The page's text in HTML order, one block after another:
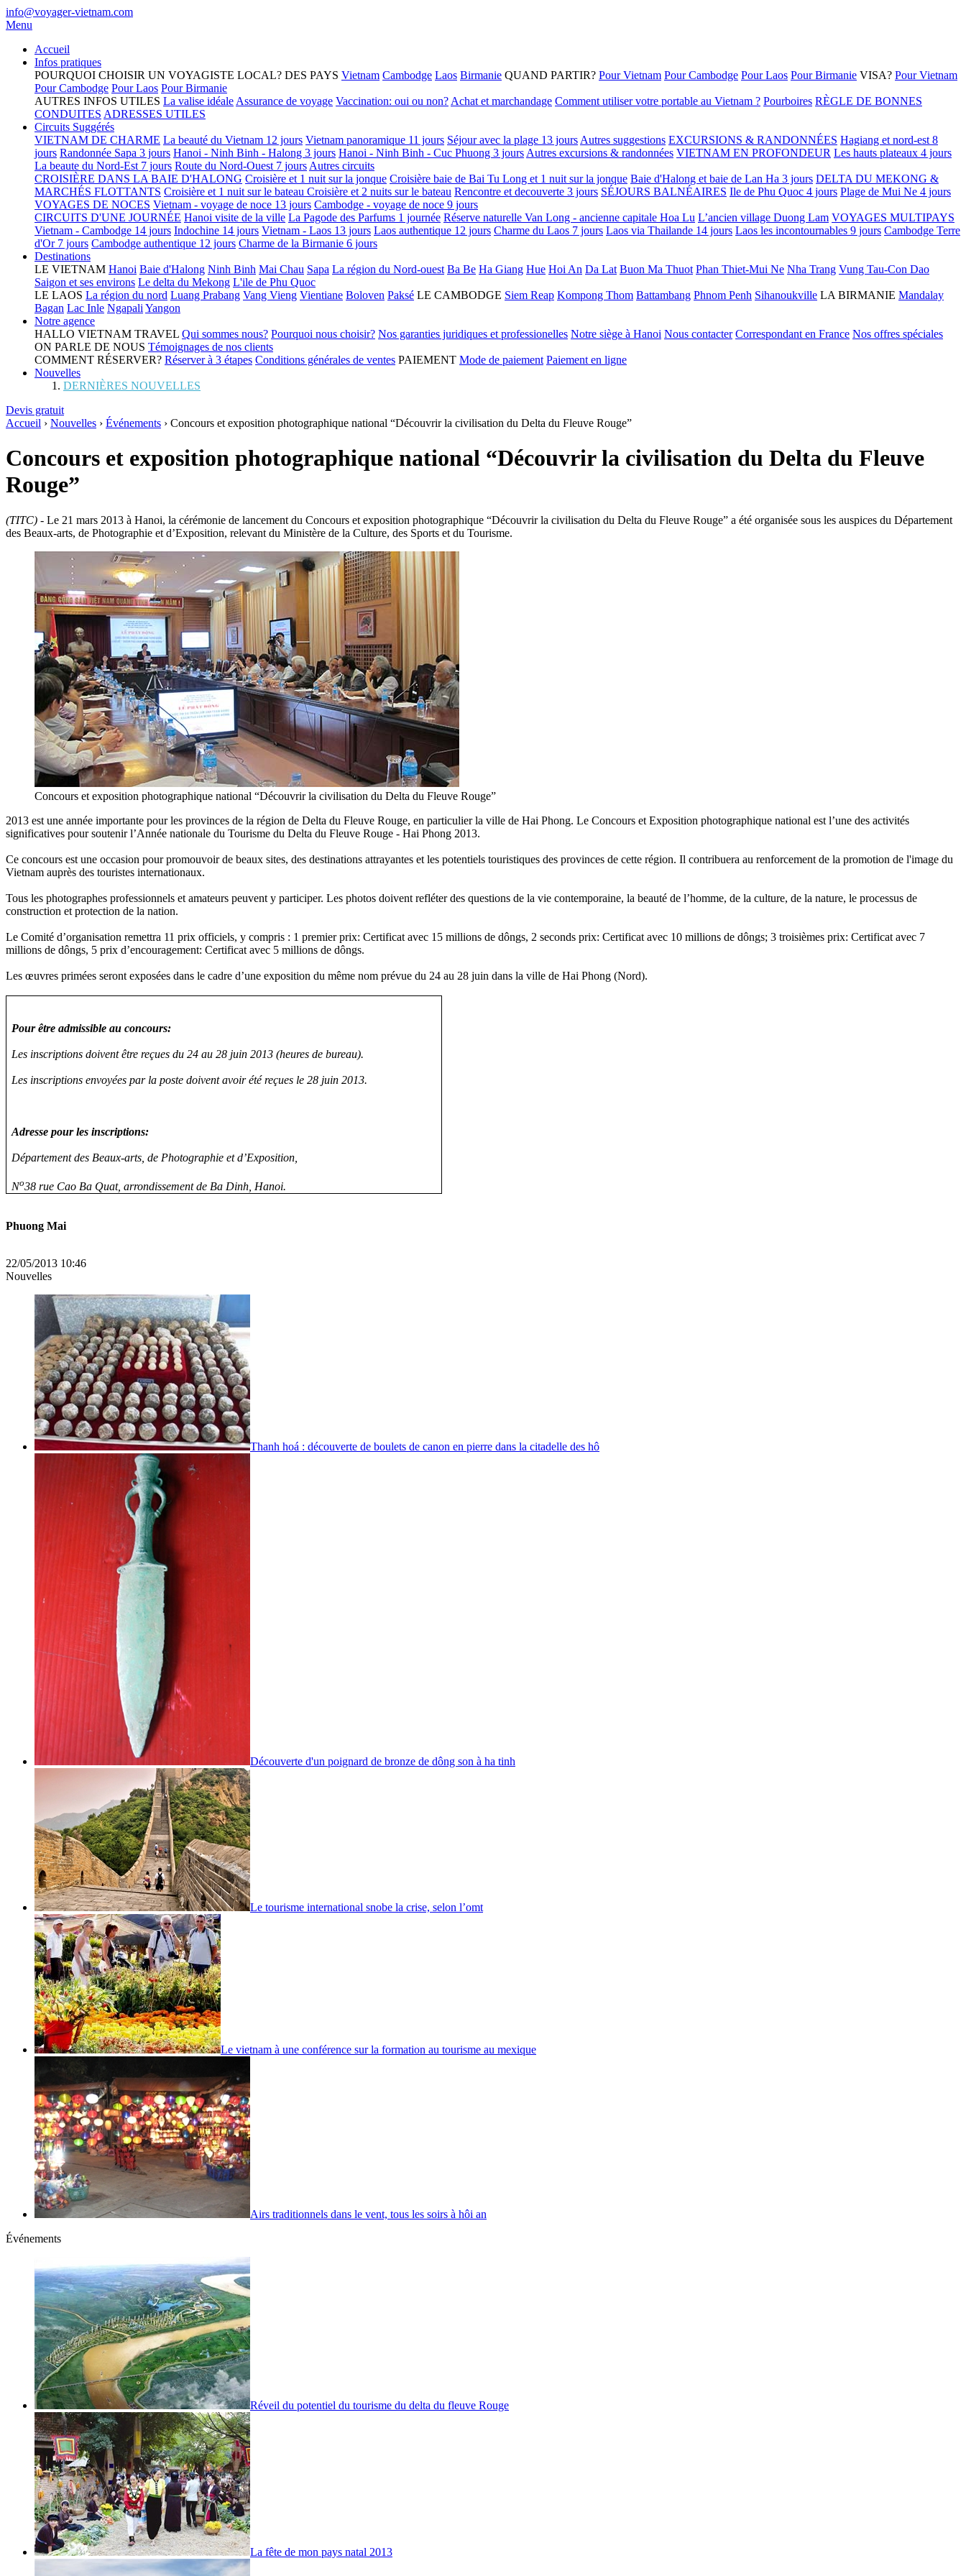
info@voyager-vietnam.com
Menu
Accueil
Infos pratiques
POURQUOI CHOISIR UN VOYAGISTE LOCAL? DES PAYS Vietnam Cambodge Laos Birmanie QUAND PARTIR? Pour Vietnam Pour Cambodge Pour Laos Pour Birmanie VISA? Pour Vietnam
Pour Cambodge Pour Laos Pour Birmanie
AUTRES INFOS UTILES La valise idéale Assurance de voyage Vaccination: oui ou non? Achat et marchandage Comment utiliser votre portable au Vietnam ? Pourboires RÈGLE DE BONNES
CONDUITES ADRESSES UTILES
Circuits Suggérés
VIETNAM DE CHARME La beauté du Vietnam 12 jours Vietnam panoramique 11 jours Séjour avec la plage 13 jours Autres suggestions EXCURSIONS & RANDONNÉES Hagiang et nord-est 8
jours Randonnée Sapa 3 jours Hanoi - Ninh Binh - Halong 3 jours Hanoi - Ninh Binh - Cuc Phuong 3 jours Autres excursions & randonnées VIETNAM EN PROFONDEUR Les hauts plateaux 4 jours
La beaute du Nord-Est 7 jours Route du Nord-Ouest 7 jours Autres circuits
CROISIÈRE DANS LA BAIE D'HALONG Croisière et 1 nuit sur la jonque Croisière baie de Bai Tu Long et 1 nuit sur la jonque Baie d'Halong et baie de Lan Ha 3 jours DELTA DU MEKONG &
MARCHÉS FLOTTANTS Croisière et 1 nuit sur le bateau Croisière et 2 nuits sur le bateau Rencontre et decouverte 3 jours SÉJOURS BALNÉAIRES Ile de Phu Quoc 4 jours Plage de Mui Ne 4 jours
VOYAGES DE NOCES Vietnam - voyage de noce 13 jours Cambodge - voyage de noce 9 jours
CIRCUITS D'UNE JOURNÉE Hanoi visite de la ville La Pagode des Parfums 1 journée Réserve naturelle Van Long - ancienne capitale Hoa Lu L’ancien village Duong Lam VOYAGES MULTIPAYS
Vietnam - Cambodge 14 jours Indochine 14 jours Vietnam - Laos 13 jours Laos authentique 12 jours Charme du Laos 7 jours Laos via Thailande 14 jours Laos les incontournables 9 jours Cambodge Terre
d'Or 7 jours Cambodge authentique 12 jours Charme de la Birmanie 6 jours
Destinations
LE VIETNAM Hanoi Baie d'Halong Ninh Binh Mai Chau Sapa La région du Nord-ouest Ba Be Ha Giang Hue Hoi An Da Lat Buon Ma Thuot Phan Thiet-Mui Ne Nha Trang Vung Tau-Con Dao
Saigon et ses environs Le delta du Mekong L'ile de Phu Quoc
LE LAOS La région du nord Luang Prabang Vang Vieng Vientiane Boloven Paksé LE CAMBODGE Siem Reap Kompong Thom Battambang Phnom Penh Sihanoukville LA BIRMANIE Mandalay
Bagan Lac Inle Ngapali Yangon
Notre agence
HALLO VIETNAM TRAVEL Qui sommes nous? Pourquoi nous choisir? Nos garanties juridiques et professionelles Notre siège à Hanoi Nous contacter Correspondant en France Nos offres spéciales
ON PARLE DE NOUS Témoignages de nos clients
COMMENT RÉSERVER? Réserver à 3 étapes Conditions générales de ventes PAIEMENT Mode de paiement Paiement en ligne
Nouvelles
DERNIÈRES NOUVELLES
Devis gratuit
Accueil › Nouvelles › Événements › Concours et exposition photographique national “Découvrir la civilisation du Delta du Fleuve Rouge”
Concours et exposition photographique national “Découvrir la civilisation du Delta du Fleuve
Rouge”
(TITC) - Le 21 mars 2013 à Hanoi, la cérémonie de lancement du Concours et exposition photographique “Découvrir la civilisation du Delta du Fleuve Rouge” a été organisée sous les auspices du Département
des Beaux-arts, de Photographie et d’Exposition, relevant du Ministère de la Culture, des Sports et du Tourisme.
Concours et exposition photographique national “Découvrir la civilisation du Delta du Fleuve Rouge”
2013 est une année importante pour les provinces de la région de Delta du Fleuve Rouge, en particulier la ville de Hai Phong. Le Concours et Exposition photographique national est l’une des activités
significatives pour soutenir l’Année nationale du Tourisme du Delta du Fleuve Rouge - Hai Phong 2013.
Ce concours est une occasion pour promouvoir de beaux sites, des destinations attrayantes et les potentiels touristiques des provinces de cette région. Il contribuera au renforcement de la promotion de l'image du
Vietnam auprès des touristes internationaux.
Tous les photographes professionnels et amateurs peuvent y participer. Les photos doivent refléter des questions de la vie contemporaine, la beauté de l’homme, de la culture, de la nature, le processus de
construction et protection de la nation.
Le Comité d’organisation remettra 11 prix officiels, y compris : 1 premier prix: Certificat avec 15 millions de dôngs, 2 seconds prix: Certificat avec 10 millions de dôngs; 3 troisièmes prix: Certificat avec 7
millions de dôngs, 5 prix d’encouragement: Certificat avec 5 millions de dôngs.
Les œuvres primées seront exposées dans le cadre d’une exposition du même nom prévue du 24 au 28 juin dans la ville de Hai Phong (Nord).
Pour être admissible au concours:
Les inscriptions doivent être reçuesdu 24 au 28 juin 2013 (heures de bureau).
Les inscriptions envoyées par la poste doivent avoir été reçues le28 juin 2013.
Adresse pour les inscriptions:
Département des Beaux-arts, de Photographie et d’Exposition,
No38 rue Cao Ba Quat, arrondissement de Ba Dinh, Hanoi.
Phuong Mai
22/05/2013 10:46
Nouvelles
Thanh hoá : découverte de boulets de canon en pierre dans la citadelle des hô
Découverte d'un poignard de bronze de dông son à ha tinh
Le tourisme international snobe la crise, selon l’omt
Le vietnam à une conférence sur la formation au tourisme au mexique
Airs traditionnels dans le vent, tous les soirs à hôi an
Événements
Réveil du potentiel du tourisme du delta du fleuve Rouge
La fête de mon pays natal 2013